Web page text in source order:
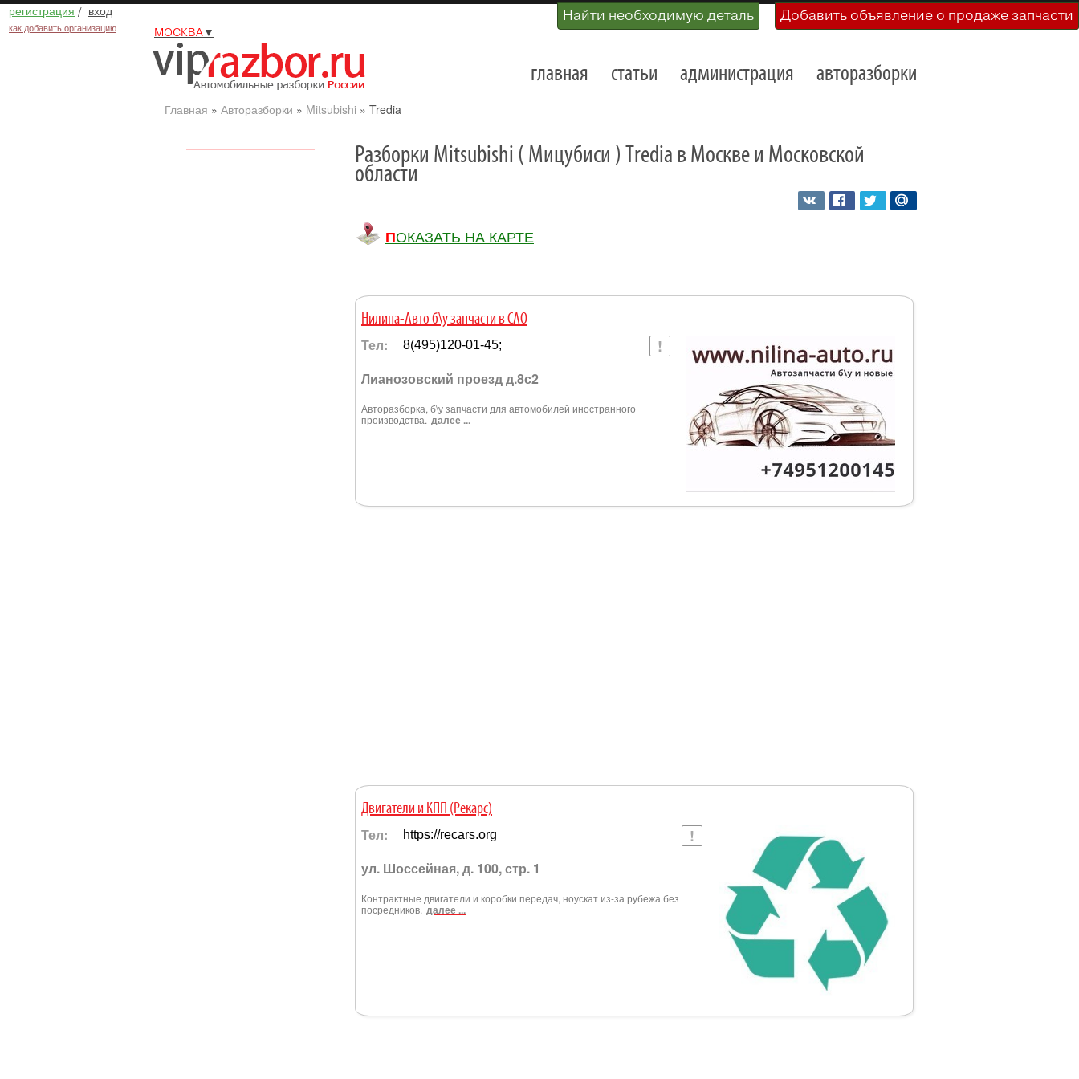
регистрация / вход
как добавить организацию
Найти необходимую деталь Добавить объявление о продаже запчасти
МОСКВА▼
главная статьи администрация авторазборки
Главная » Авторазборки » Mitsubishi» Tredia
Разборки Mitsubishi ( Мицубиси ) Tredia в Москве и Московской
области
ПОКАЗАТЬ НА КАРТЕ
Нилина-Авто б\у запчасти в САО
Тел: 8(495)120-01-45;
Лианозовский проезд д.8с2
Авторазборка, б\у запчасти для автомобилей иностранного
производства. далее ...
Двигатели и КПП (Рекарс)
Тел: https://recars.org
ул. Шоссейная, д. 100, стр. 1
Контрактные двигатели и коробки передач, ноускат из-за рубежа без
посредников. далее ...